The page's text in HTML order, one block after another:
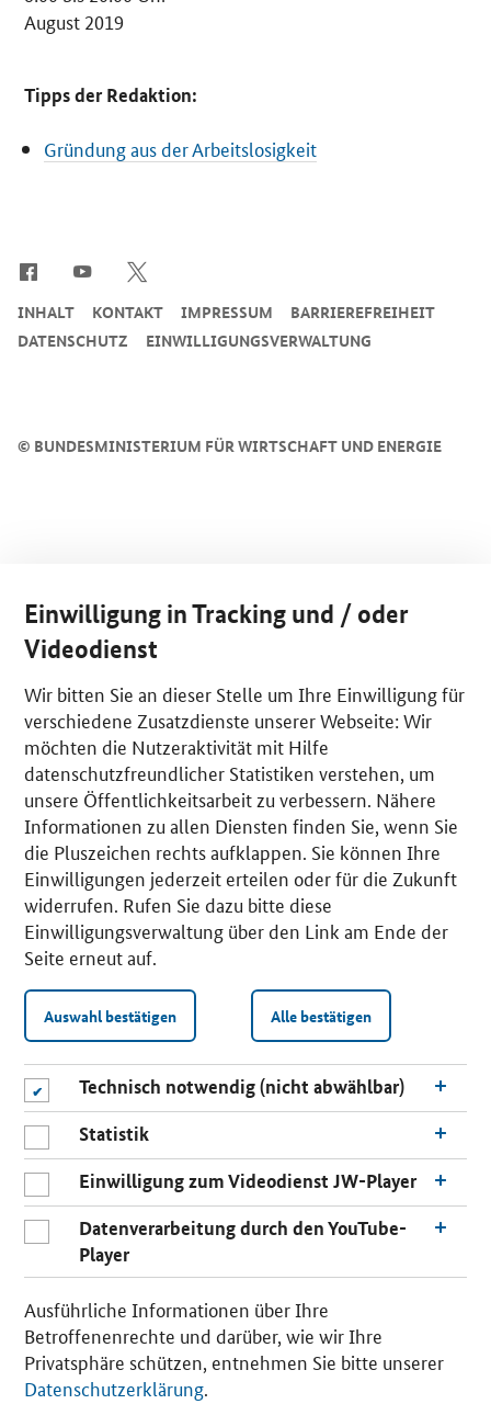
August 2019
Tipps der Redaktion:
Gründung aus der Arbeitslosigkeit
n
© BUNDESMINISTERIUM FÜR WIRTSCHAFT UND ENERGIE
INHALT KONTAKT IMPRESSUM
BARRIEREFREIHEIT
DATENSCHUTZ
EINWILLIGUNGSVERWALTUNG
Einwilligung in Tracking und / oder
Videodienst
Wir bitten Sie an dieser Stelle um Ihre Einwilligung für
verschiedene Zusatzdienste unserer Webseite: Wir
möchten die Nutzeraktivität mit Hilfe
datenschutzfreundlicher Statistiken verstehen, um
unsere Öffentlichkeitsarbeit zu verbessern. Nähere
Informationen zu allen Diensten finden Sie, wenn Sie
die Pluszeichen rechts aufklappen. Sie können Ihre
Einwilligungen jederzeit erteilen oder für die Zukunft
widerrufen. Rufen Sie dazu bitte diese
Einwilligungsverwaltung über den Link am Ende der
Seite erneut auf.
Auswahl bestätigen Alle bestätigen
Technisch notwendig (nicht abwählbar)
Statistik
Einwilligung zum Videodienst JW-Player
Datenverarbeitung durch den YouTube-
Player
Ausführliche Informationen über Ihre
Betroffenenrechte und darüber, wie wir Ihre
Privatsphäre schützen, entnehmen Sie bitte unserer
Datenschutzerklärung.